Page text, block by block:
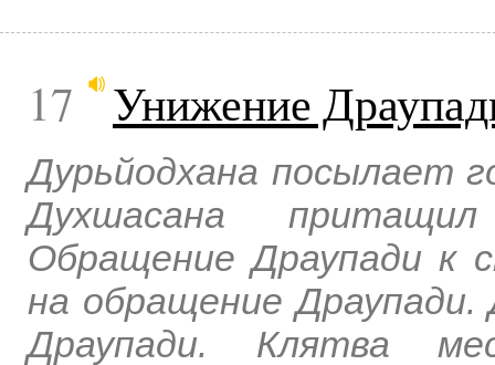
17 Унижение
Дурьйодхана посылает
Духшасана
Обращение Драупади к
на обращение
Драупади. Клятва